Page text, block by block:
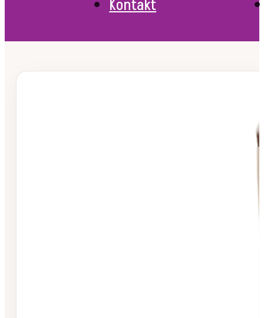
Kontakt